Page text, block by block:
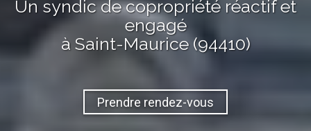
Un syndic de copropriété réactif et
engagé
à Saint-Maurice (94410)
Prendre rendez-vous